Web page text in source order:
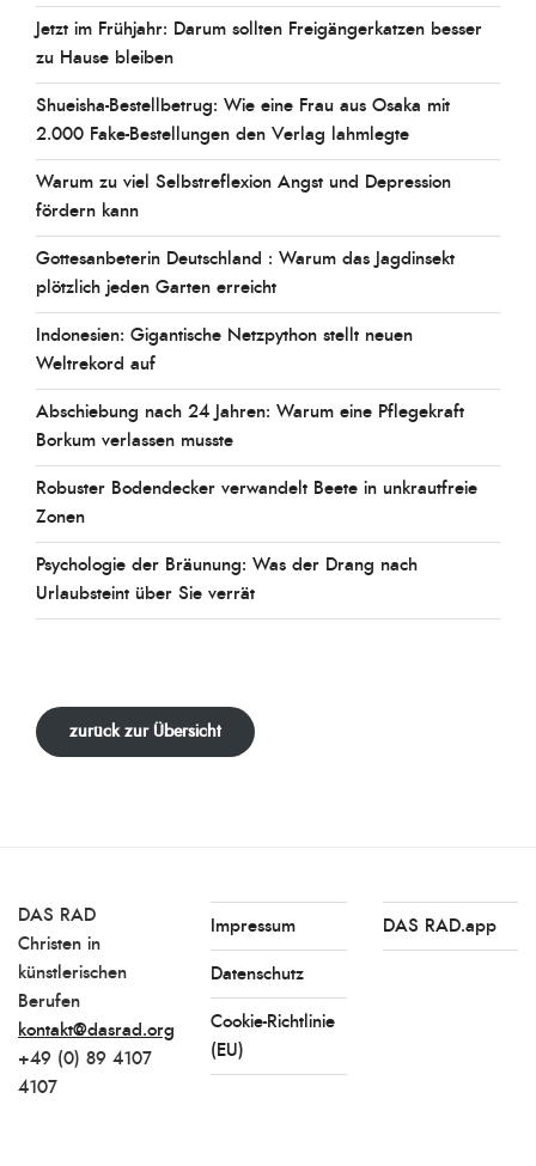
Jetzt im Frühjahr: Darum sollten Freigängerkatzen besser
zu Hause bleiben
Shueisha-Bestellbetrug: Wie eine Frau aus Osaka mit
2.000 Fake-Bestellungen den Verlag lahmlegte
Warum zu viel Selbstreflexion Angst und Depression
fördern kann
Gottesanbeterin Deutschland : Warum das Jagdinsekt
plötzlich jeden Garten erreicht
Indonesien: Gigantische Netzpython stellt neuen
Weltrekord auf
Abschiebung nach 24 Jahren: Warum eine Pflegekraft
Borkum verlassen musste
Robuster Bodendecker verwandelt Beete in unkrautfreie
Zonen
Psychologie der Bräunung: Was der Drang nach
Urlaubsteint über Sie verrät
zurück zur Übersicht
DAS RAD
Christen in
künstlerischen
Berufen
kontakt@dasrad.org
+49 (0) 89 4107
4107
Impressum
Datenschutz
Cookie-Richtlinie
(EU)
DAS RAD.app